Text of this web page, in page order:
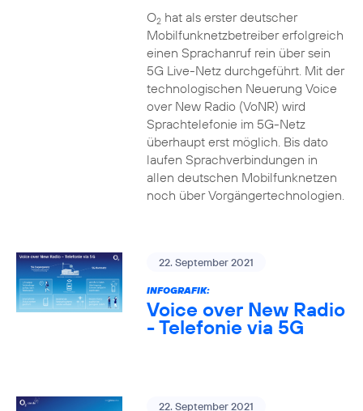
O2hat als erster deutscher
Mobilfunknetzbetreiber erfolgreich
einen Sprachanruf rein über sein
5G Live-Netz durchgeführt. Mit der
technologischen Neuerung Voice
over New Radio (VoNR) wird
Sprachtelefonie im 5G-Netz
überhaupt erst möglich. Bis dato
laufen Sprachverbindungen in
allen deutschen Mobilfunknetzen
noch über Vorgängertechnologien.
22. September 2021
INFOGRAFIK:
Voice over New Radio
- Telefonie via 5G
22. September 2021